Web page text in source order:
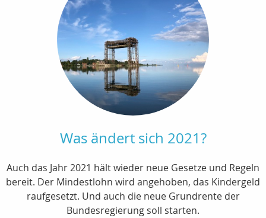
Was ändert sich 2021?
Auch das Jahr 2021 hält wieder neue Gesetze und Regeln
bereit. Der Mindestlohn wird angehoben, das Kindergeld
raufgesetzt. Und auch die neue Grundrente der
Bundesregierung soll starten.